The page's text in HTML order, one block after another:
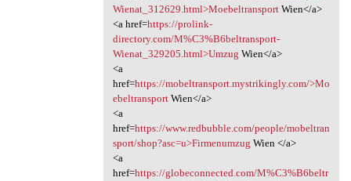
Wienat_312629.html>MoebeltransportWien</a>
<a href=https://prolink-
directory.com/M%C3%B6beltransport-
Wienat_329205.html>Umzug Wien</a>
<a
href=https://mobeltransport.mystrikingly.com/>Mo
ebeltransportWien</a>
<a
href=https://www.redbubble.com/people/mobeltran
sport/shop?asc=u>Firmenumzug Wien </a>
<a
href=https://globeconnected.com/M%C3%B6beltr